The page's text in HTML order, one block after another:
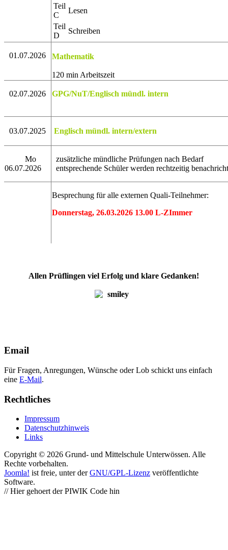
Teil
C
Lesen
Teil
D
Schreiben
01.07.2026 Mathematik
120 min Arbeitszeit
02.07.2026 GPG/NuT/Englisch mündl. intern
03.07.2025 Englisch mündl. intern/extern
Mo
06.07.2026
zusätzliche mündliche Prüfungen nach Bedarf
entsprechende Schüler werden rechtzeitig
Besprechung für alle externen Quali-Teilnehmer:
Donnerstag, 26.03.2026 13.00 L-ZImmer
Allen Prüflingen viel Erfolg und klare Gedanken!
Email
Für Fragen, Anregungen, Wünsche oder Lob schickt uns einfach
eine E-Mail.
Rechtliches
Impressum
Datenschutzhinweis
Links
Copyright © 2026 Grund- und Mittelschule Unterwössen. Alle
Rechte vorbehalten.
Joomla! ist freie, unter derGNU/GPL-Lizenz veröffentlichte
Software.
// Hier gehoert der PIWIK Code hin